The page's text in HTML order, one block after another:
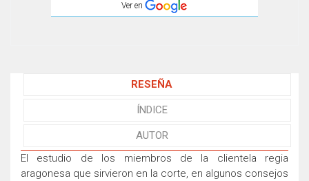
Ver en
RESEÑA
ÍNDICE
AUTOR
El estudio de los miembros de la clientela regia
aragonesa que sirvieron en la corte, en algunos consejos